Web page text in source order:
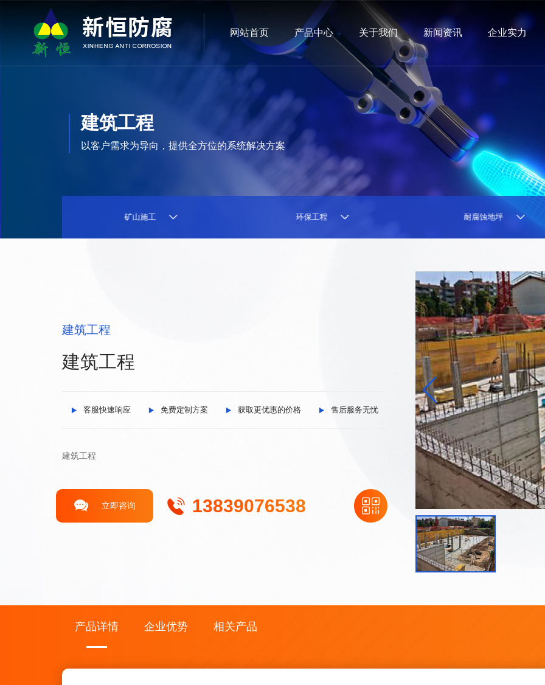
网站首页 产品中心 关于我们 新闻资讯 企业实力
建筑工程
以客户需求为导向，提供全方位的系统解决方案
环保工程 耐腐蚀地坪 净化工程
建筑工程
建筑工程
客服快速响应 免费定制方案 获取更优惠的价格 售后服务无忧
建筑工程
立即咨询 13839076538
产品详情 企业优势 相关产品